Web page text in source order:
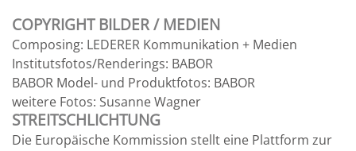
COPYRIGHT BILDER / MEDIEN
Composing: LEDERER Kommunikation + Medien
Institutsfotos/Renderings: BABOR
BABOR Model- und Produktfotos: BABOR
weitere Fotos: Susanne Wagner
STREITSCHLICHTUNG
Die Europäische Kommission stellt eine Plattform zur